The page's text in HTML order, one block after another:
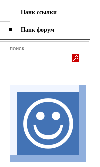
Панк ссылки
Панк форум
поиск